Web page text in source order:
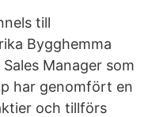
till
Bygghemma
Manager som
har genomfört en
och tillförs